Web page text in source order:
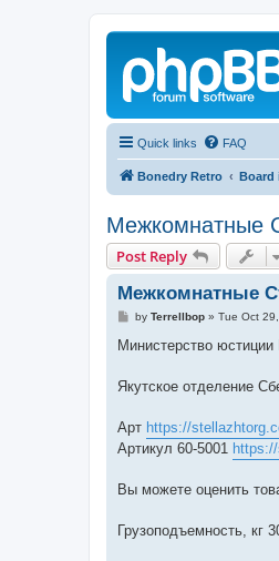
Quick links FAQ
Bonedry Retro Board
Межкомнатные
Post Reply
Межкомнатные
P
s
by Terrellbop» Tue Oct
Министерство
Якутское отделение
Арт https://
Артикул 60-5001
Вы можете оценить
Грузоподъемность,